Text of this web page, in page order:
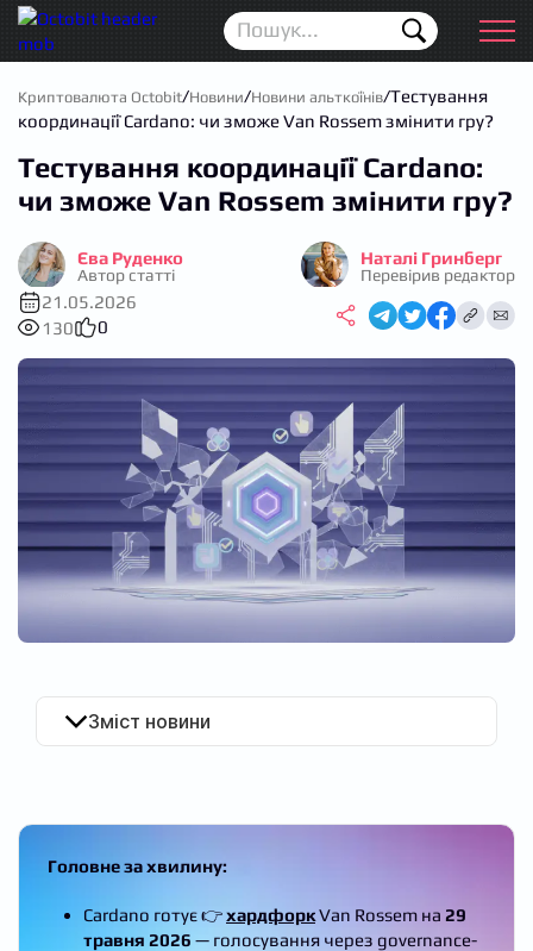
Новини
Для початківців
Криптовалюта
Біржі
Трейдинг
Гаманці
Проп трейдинг
Календар ICO
Прогноз цін
Криптовалюта Octobit/Новини/Новини альткоїнів/Тестування
координації Cardano: чи зможе Van Rossem змінити гру?
Тестування координації Cardano:
чи зможе Van Rossem змінити гру?
Єва Руденко
Автор статті
Наталі Гринберг
Перевірив редактор
21.05.2026
130
0
Зміст новини
Головне за хвилину:
Cardano готує 👉хардфоркVan Rossem на 29
травня 2026 — голосування через governance-